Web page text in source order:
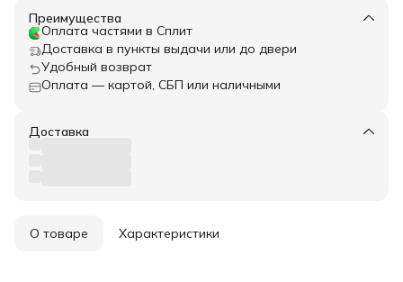
Преимущества
Оплата частями в Сплит
Доставка в пункты выдачи или до двери
Удобный возврат
Оплата — картой, СБП или наличными
Доставка
О товаре Характеристики